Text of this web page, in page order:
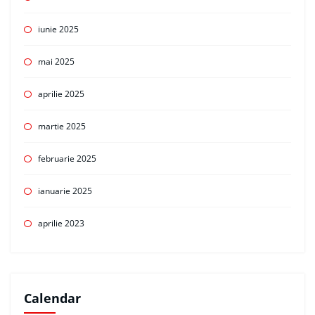
iunie 2025
mai 2025
aprilie 2025
martie 2025
februarie 2025
ianuarie 2025
aprilie 2023
Calendar